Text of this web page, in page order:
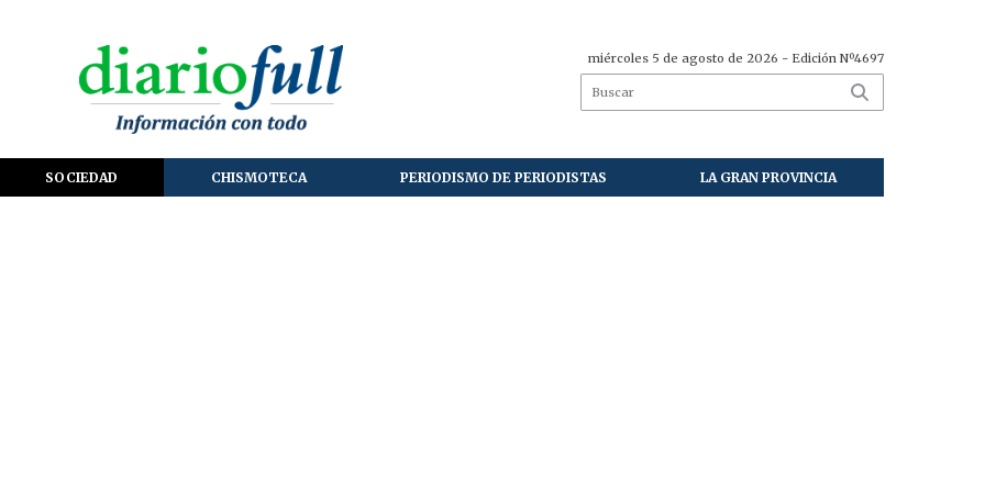
miércoles 5 de agosto de 2026 - Edición Nº4697
SOCIEDAD CHISMOTECA PERIODISMO DE PERIODISTAS LA GRAN PROVINCIA